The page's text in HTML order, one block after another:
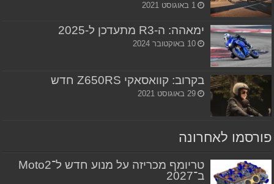
1 באוגוסט 2021
ימאהה: ה-R3 מתעדכן ל-2025
10 באוקטובר 2024
בקרוב: קוואסאקי Z650RS חדש
29 באוגוסט 2021
פורסמו לאחרונה
טריומף מכריזה על מנוע חדש ל־Moto2
ב־2027